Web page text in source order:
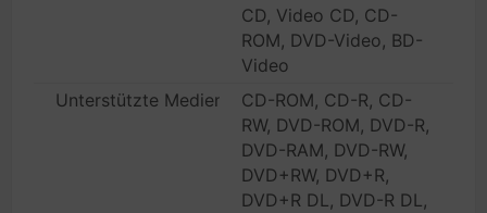
CD, Video CD, CD-
ROM, DVD-Video, BD-
Video
Unterstützte MedientypenCD-ROM, CD-R, CD-
RW, DVD-ROM, DVD-R,
DVD-RAM, DVD-RW,
DVD+RW, DVD+R,
DVD+R DL, DVD-R DL,